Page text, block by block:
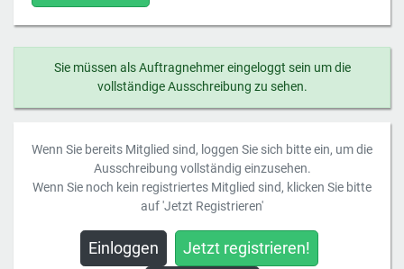
Sie müssen als Auftragnehmer eingeloggt sein um die
vollständige Ausschreibung zu sehen.
Wenn Sie bereits Mitglied sind, loggen Sie sich bitte ein, um die
Ausschreibung vollständig einzusehen.
Wenn Sie noch kein registriertes Mitglied sind, klicken Sie bitte
auf 'Jetzt Registrieren'
Einloggen
Jetzt registrieren!